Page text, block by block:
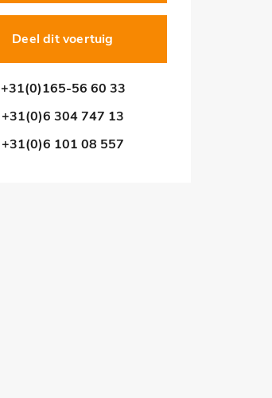
Deel dit voertuig
+31(0)165-56 60 33
+31(0)6 304 747 13
+31(0)6 101 08 557